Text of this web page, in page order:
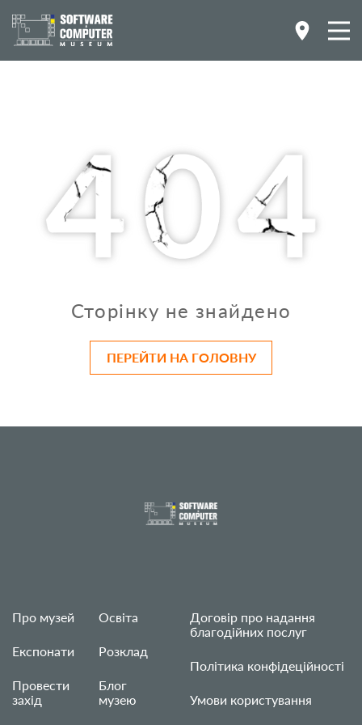
Сторінку не знайдено
ПЕРЕЙТИ НА ГОЛОВНУ
Про музей
Експонати
Провести
захід
Освіта
Розклад
Блог
музею
Договір про надання
благодійних послуг
Політика конфідеційності
Умови користування